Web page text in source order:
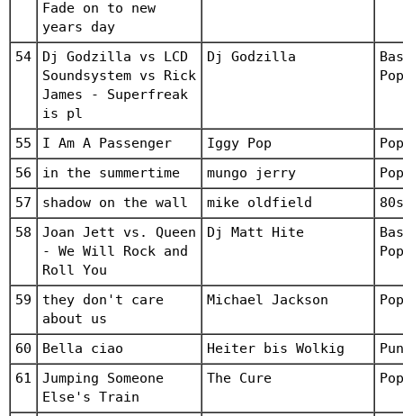
Fade on to new
years day
54
Dj Godzilla vs LCD
Soundsystem vs Rick
James - Superfreak
is pl
Dj Godzilla
Pop
55 I Am A Passenger Iggy Pop
Pop
56
in the summertime mungo jerry
Pop
57
shadow on the wall mike oldfield
80s
58
Joan Jett vs. Queen
- We Will Rock and
Roll You
Dj Matt Hite
Pop
59
they don't care
about us
Michael Jackson Pop
60 Bella ciao Heiter bis Wolkig
61
Jumping Someone
Else's Train
The Cure Pop